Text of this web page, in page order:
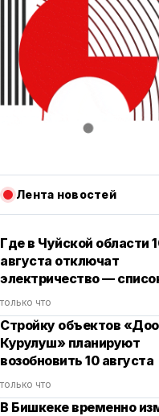
Лента новостей
Где в Чуйской области
августа отключат
электричество —
только что
Стройку объектов
Курулуш» планируют
возобновить 10 августа
только что
В Бишкеке временно